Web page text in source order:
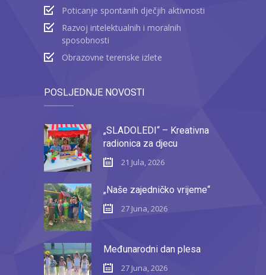
Poticanje spontanih dječjih aktivnosti
Razvoj intelektualnih i moralnih
sposobnosti
Obrazovne terenske izlete
POSLJEDNJE NOVOSTI
„SLADOLEDI“ – Kreativna
radionica za djecu
21 Jula, 2026
„Naše zajedničko vrijeme“
27 Juna, 2026
Međunarodni dan plesa
27 Juna, 2026